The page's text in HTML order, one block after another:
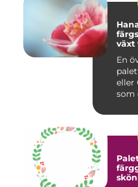
växt
En
palettblad
eller
som